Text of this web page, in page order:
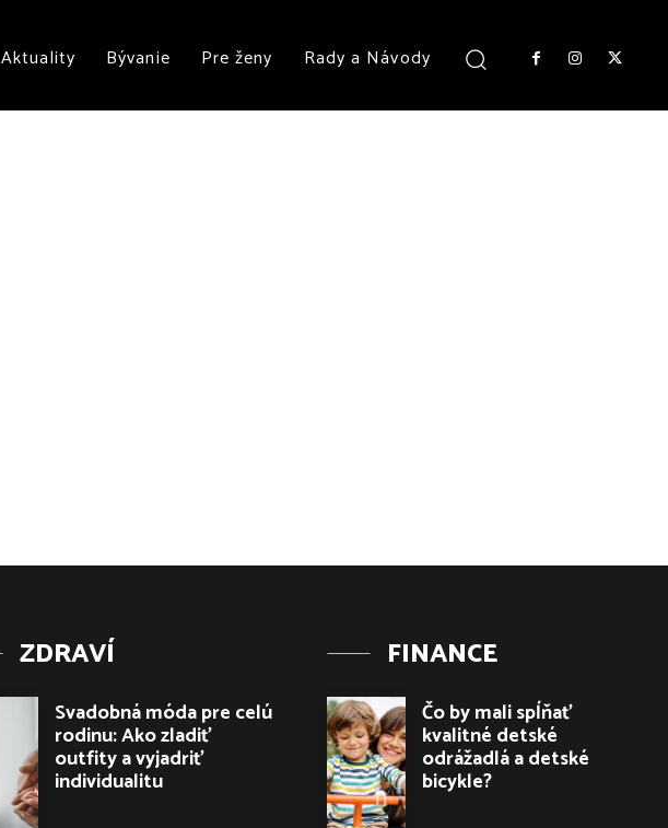
Aktuality Bývanie Pre ženy Rady a Návody
ZDRAVÍ
Svadobná móda pre celú
rodinu: Ako zladiť
outfity a vyjadriť
individualitu
FINANCE
Čo by mali spĺňať
kvalitné detské
odrážadlá a detské
bicykle?